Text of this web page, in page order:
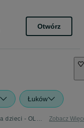
Otwórz
Łuków
Maty sensoryczne i zabawki edukacyjne dla dzieci - OLX.pl Zobacz